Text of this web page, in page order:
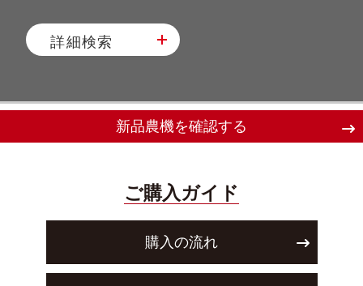
詳細検索
新品農機を確認する
ご購入ガイド
購入の流れ